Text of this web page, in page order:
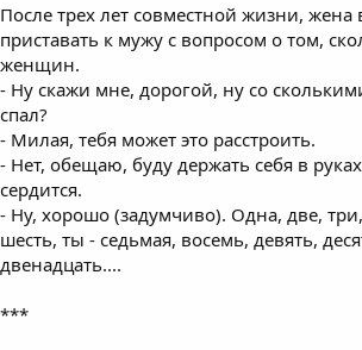
После трех лет совместной жизни, жена
приставать к мужу с вопросом о том,
женщин.
- Ну скажи мне, дорогой, ну со
спал?
- Милая, тебя может это расстроить.
- Нет, обещаю, буду держать себя в
сердится.
- Ну, хорошо (задумчиво). Одна, две,
шесть, ты - седьмая, восемь, девять,
двенадцать....
***